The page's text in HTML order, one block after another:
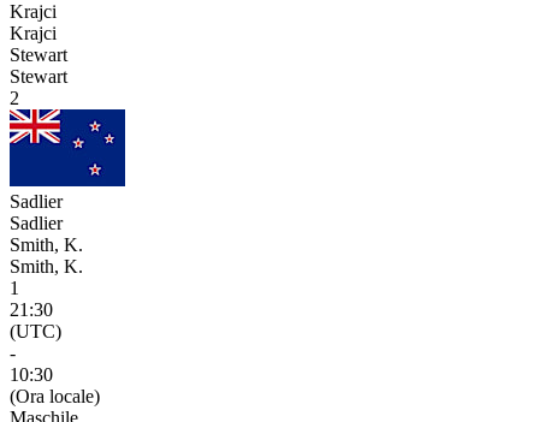
Krajci
Krajci
Stewart
Stewart
2
Sadlier
Sadlier
Smith, K.
Smith, K.
1
21:30
(UTC)
-
10:30
(Ora locale)
Maschile